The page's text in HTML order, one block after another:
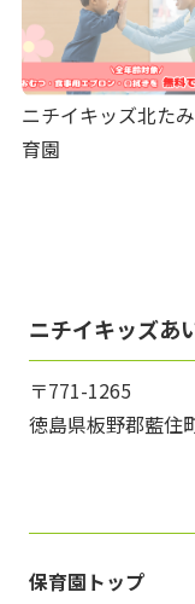
ニチイキッズ北た
育園
ニチイキッズあ
〒771-1265
徳島県板野郡藍住
保育園トップ